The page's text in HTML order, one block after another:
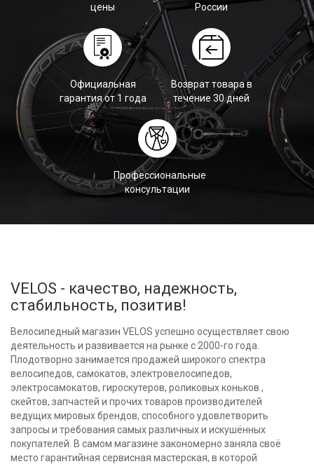
цены
России
Официальная
гарантия от 1 года
Возврат товара в
течение 30 дней
Профессиональные
консультации
VELOS - качество, надежность,
стабильность, позитив!
Велосипедный магазин VELOS успешно осуществляет свою
деятельность и развивается на рынке с 2000-го года.
Плодотворно занимается продажей широкого спектра
велосипедов, самокатов, электровелосипедов,
электросамокатов, гироскутеров, роликовых коньков ,
скейтов, запчастей и прочих товаров производителей
ведущих мировых брендов, способного удовлетворить
запросы и требования самых различных и искушённых
покупателей. В самом магазине закономерно заняла своё
место гарантийная сервисная мастерская, в которой